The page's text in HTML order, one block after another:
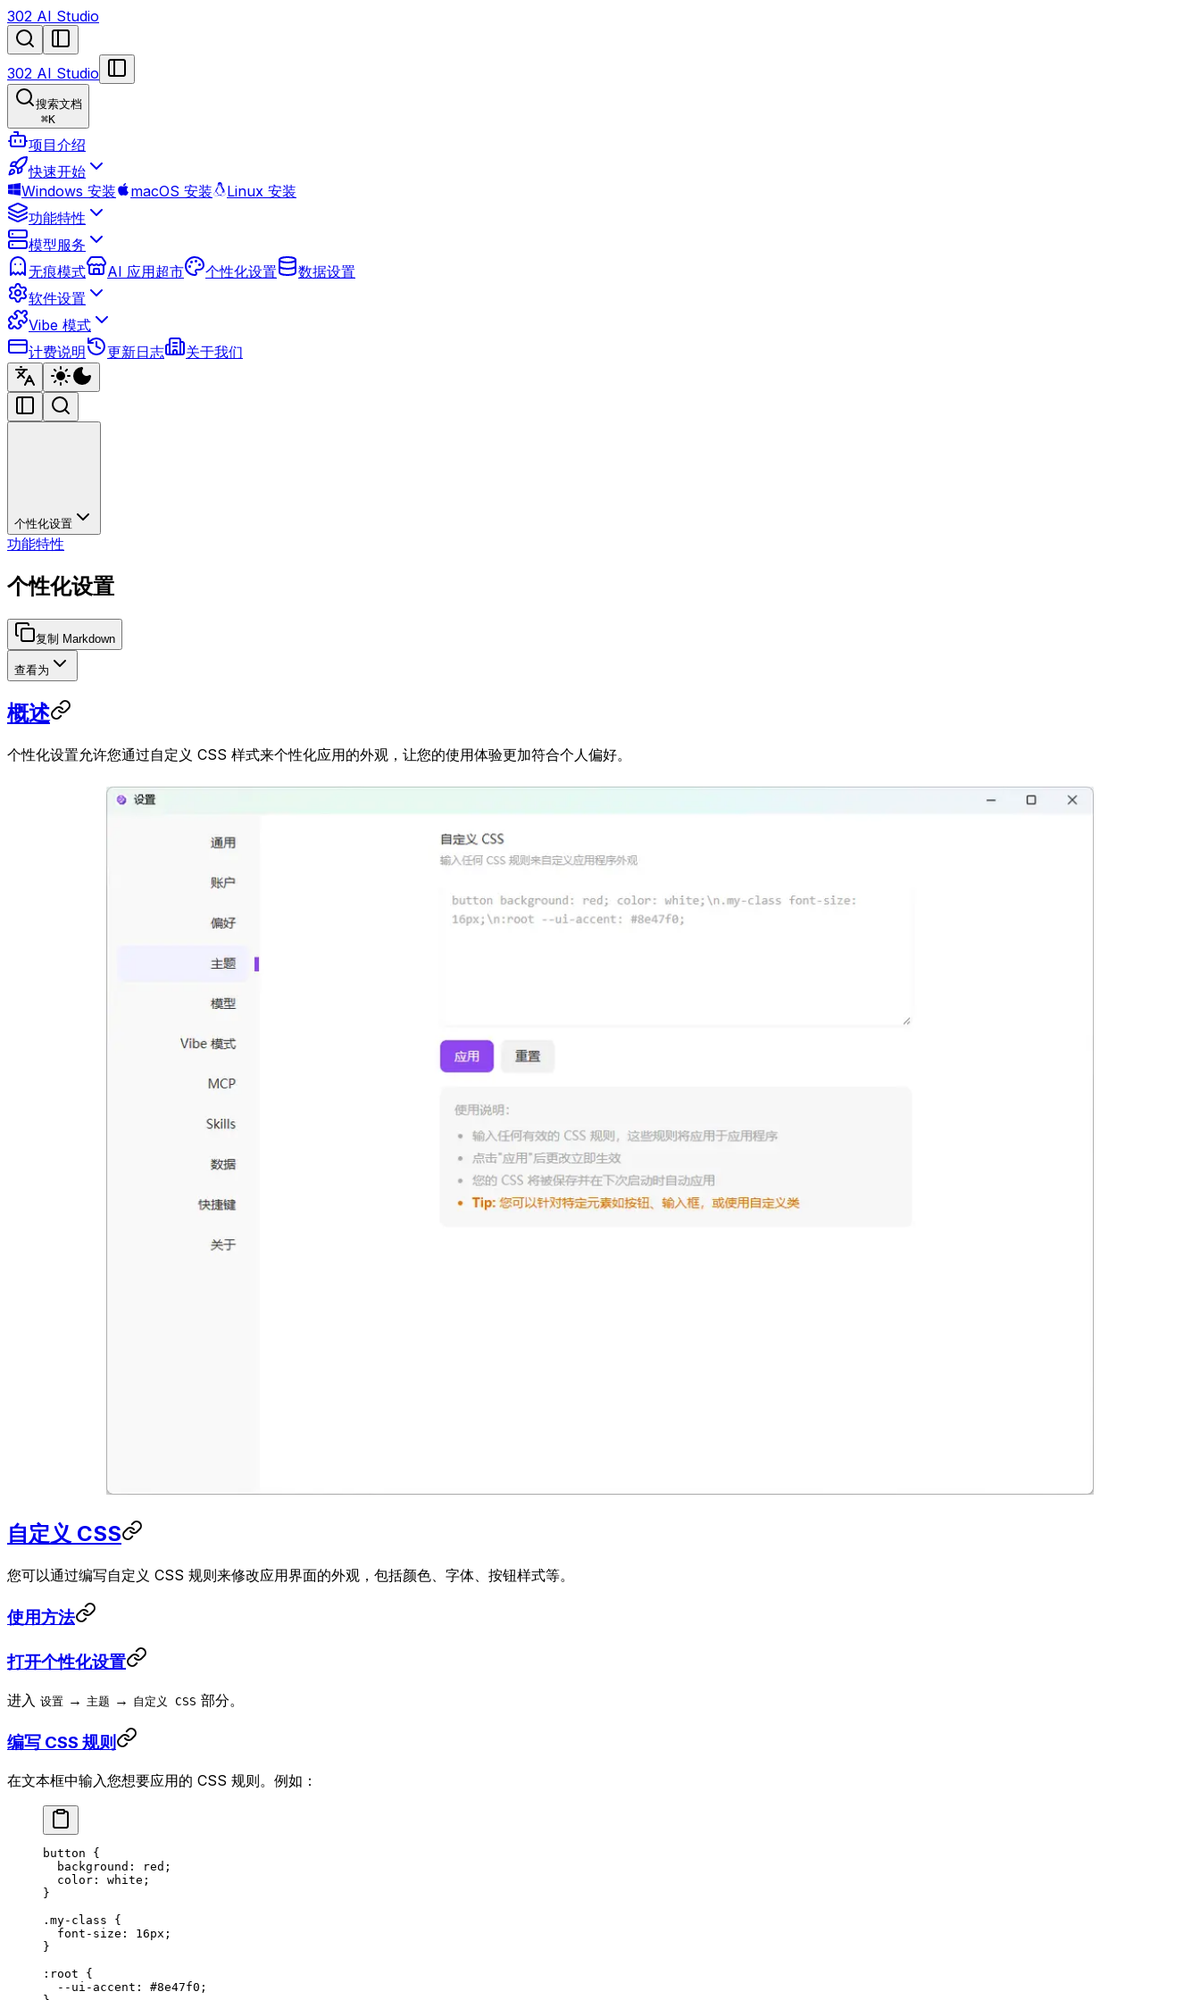
302 AI Studio
302 AI Studio
搜索文档
⌘K
项目介绍
快速开始
Windows 安装
macOS 安装
Linux 安装
功能特性
模型服务
无痕模式
AI 应用超市 个性化设置
数据设置
软件设置
Vibe 模式
计费说明
更新日志 关于我们
个性化设置
功能特性
个性化设置
复制 Markdown
查看为
概述
个性化设置允许您通过自定义 CSS 样式来个性化应用的外观，让您的使用体验更加符合个人偏好。
自定义 CSS
您可以通过编写自定义 CSS 规则来修改应用界面的外观，包括颜色、字体、按钮样式等。
使用方法
打开个性化设置
进入 设置 → 主题 → 自定义 CSS 部分。
编写 CSS 规则
在文本框中输入您想要应用的 CSS 规则。例如：
button {
  background
: red ;
  color
: white ;
}
.my-class {
  font-size
: 16px ;
}
:root {
  --ui-accent
: #8e47f0 ;